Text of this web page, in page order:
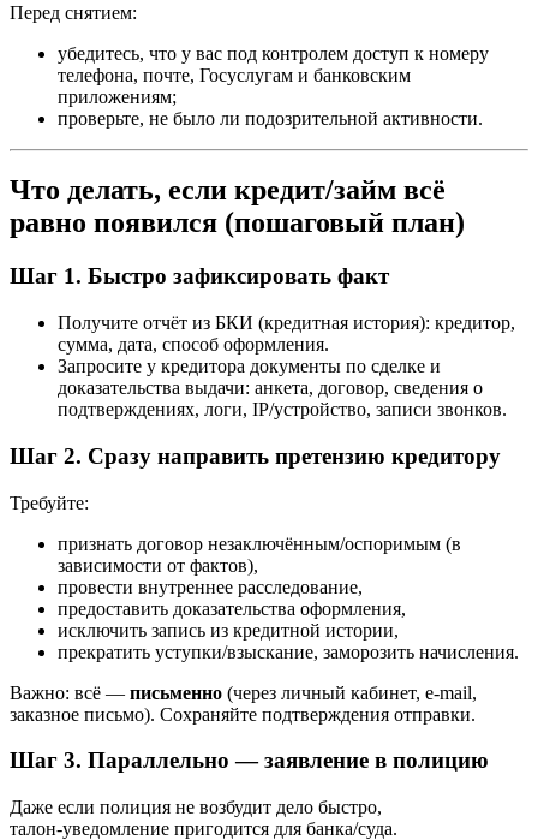
Перед снятием:
убедитесь, что у вас под контролем доступ к номеру
телефона, почте, Госуслугам и банковским
приложениям;
проверьте, не было ли подозрительной активности.
Что делать, если кредит/займ всё
равно появился (пошаговый план)
Шаг 1. Быстро зафиксировать факт
Получите отчёт из БКИ (кредитная история): кредитор,
сумма, дата, способ оформления.
Запросите у кредитора документы по сделке и
доказательства выдачи: анкета, договор, сведения о
подтверждениях, логи, IP/устройство, записи звонков.
Шаг 2. Сразу направить претензию кредитору
Требуйте:
признать договор незаключённым/оспоримым (в
зависимости от фактов),
провести внутреннее расследование,
предоставить доказательства оформления,
исключить запись из кредитной истории,
прекратить уступки/взыскание, заморозить начисления.
Важно: всё — письменно (через личный кабинет, e‑mail,
заказное письмо). Сохраняйте подтверждения отправки.
Шаг 3. Параллельно — заявление в полицию
Даже если полиция не возбудит дело быстро,
талон‑уведомление пригодится для банка/суда.